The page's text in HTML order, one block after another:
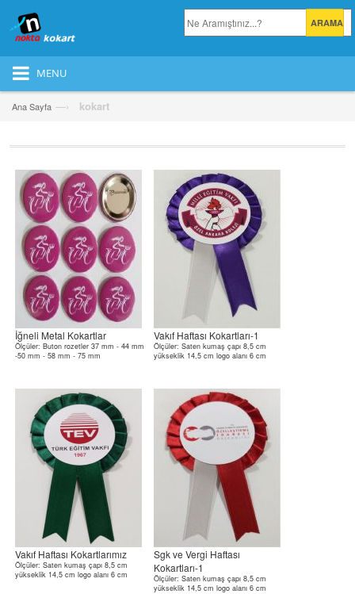
MENU
Ana Sayfa —› kokart
İğneli Metal Kokartlar
Ölçüler: Buton rozetler 37 mm - 44 mm
-50 mm - 58 mm - 75 mm
Vakıf Haftası Kokartları-1
Ölçüler: Saten kumaş çapı 8,5 cm
yükseklik 14,5 cm logo alanı 6 cm
Vakıf Haftası Kokartlarımız
Ölçüler: Saten kumaş çapı 8,5 cm
yükseklik 14,5 cm logo alanı 6 cm
Sgk ve Vergi Haftası
Kokartları-1
Ölçüler: Saten kumaş çapı 8,5 cm
yükseklik 14,5 cm logo alanı 6 cm